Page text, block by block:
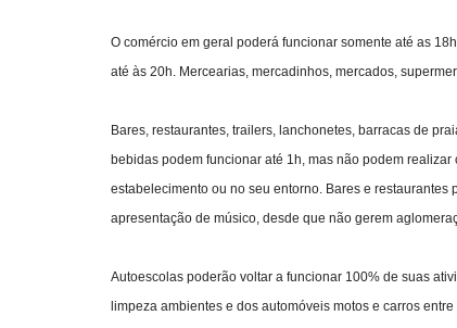
O comércio em geral poderá funcionar somente até as
até às 20h. Mercearias, mercadinhos, mercados,
Bares, restaurantes, trailers, lanchonetes, barracas de
bebidas podem funcionar até 1h, mas não podem
estabelecimento ou no seu entorno. Bares e
apresentação de músico, desde que não gerem
Autoescolas poderão voltar a funcionar 100% de suas
limpeza ambientes e dos automóveis motos e carros